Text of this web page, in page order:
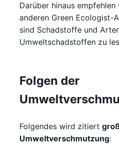
Darüber hinaus empfehlen
anderen Green Ecologist-
sind Schadstoffe und
Umweltschadstoffen zu
Folgen der
Folgendes wird zitiert
Umweltverschmutzung: